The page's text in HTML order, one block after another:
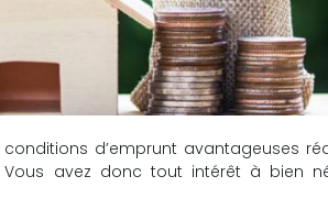
d’emprunt avantageuses
avez donc tout intérêt à bien